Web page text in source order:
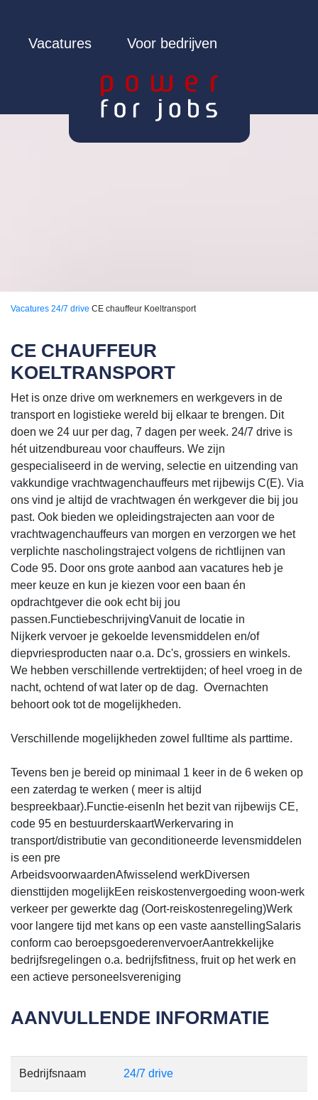
Vacatures Voor bedrijven
Vacatures 24/7 drive CE chauffeur Koeltransport
CE CHAUFFEUR
KOELTRANSPORT
Het is onze drive om werknemers en werkgevers in de
transport en logistieke wereld bij elkaar te brengen. Dit
doen we 24 uur per dag, 7 dagen per week. 24/7 drive is
hét uitzendbureau voor chauffeurs. We zijn
gespecialiseerd in de werving, selectie en uitzending van
vakkundige vrachtwagenchauffeurs met rijbewijs C(E). Via
ons vind je altijd de vrachtwagen én werkgever die bij jou
past. Ook bieden we opleidingstrajecten aan voor de
vrachtwagenchauffeurs van morgen en verzorgen we het
verplichte nascholingstraject volgens de richtlijnen van
Code 95. Door ons grote aanbod aan vacatures heb je
meer keuze en kun je kiezen voor een baan én
opdrachtgever die ook echt bij jou
passen.FunctiebeschrijvingVanuit de locatie in
Nijkerk vervoer je gekoelde levensmiddelen en/of
diepvriesproducten naar o.a. Dc's, grossiers en winkels.
We hebben verschillende vertrektijden; of heel vroeg in de
nacht, ochtend of wat later op de dag. Overnachten
behoort ook tot de mogelijkheden.
Verschillende mogelijkheden zowel fulltime als parttime.
Tevens ben je bereid op minimaal 1 keer in de 6 weken op
een zaterdag te werken ( meer is altijd
bespreekbaar).Functie-eisenIn het bezit van rijbewijs CE,
code 95 en bestuurderskaartWerkervaring in
transport/distributie van geconditioneerde levensmiddelen
is een pre
ArbeidsvoorwaardenAfwisselend werkDiversen
diensttijden mogelijkEen reiskostenvergoeding woon-werk
verkeer per gewerkte dag (Oort-reiskostenregeling)Werk
voor langere tijd met kans op een vaste aanstellingSalaris
conform cao beroepsgoederenvervoerAantrekkelijke
bedrijfsregelingen o.a. bedrijfsfitness, fruit op het werk en
een actieve personeelsvereniging
AANVULLENDE INFORMATIE
Bedrijfsnaam 24/7 drive